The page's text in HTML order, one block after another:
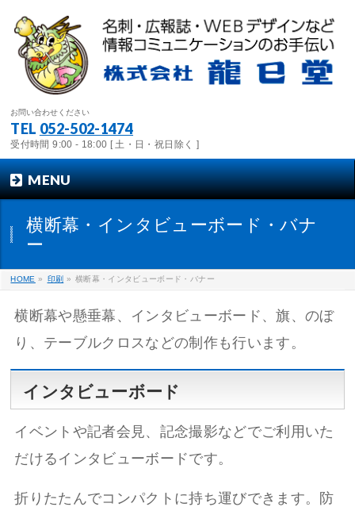
お問い合わせください
TEL 052-502-1474
受付時間 9:00 - 18:00 [ 土・日・祝日除く ]
MENU
横断幕・インタビューボード・バナ
ー
HOME » 印刷 » 横断幕・インタビューボード・バナー
横断幕や懸垂幕、インタビューボード、旗、のぼ
り、テーブルクロスなどの制作も行います。
インタビューボード
イベントや記者会見、記念撮影などでご利用いた
だけるインタビューボードです。
折りたたんでコンパクトに持ち運びできます。防